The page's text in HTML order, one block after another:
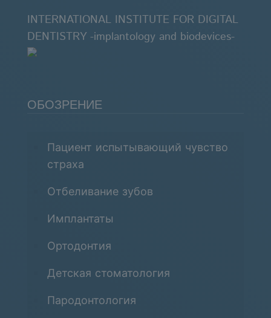
INTERNATIONAL INSTITUTE FOR DIGITAL
DENTISTRY -implantology and biodevices-
ОБОЗРЕНИЕ
Пациент испытывающий чувство
страха
Отбеливание зубов
Имплантаты
Ортодонтия
Детская стоматология
Пародонтология